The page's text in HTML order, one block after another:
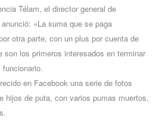
Télam, el director general de
«La suma que se paga
otra parte, con un plus por cuenta de
son los primeros interesados en terminar
en Facebook una serie de fotos
hijos de puta, con varios pumas muertos,